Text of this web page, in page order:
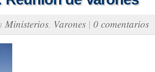
Ministerios, Varones | 0 comentarios